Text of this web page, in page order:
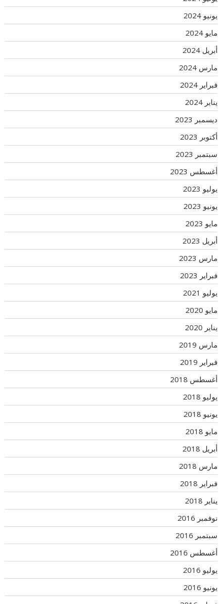
يونيو 2024
مايو 2024
أبريل 2024
مارس 2024
فبراير 2024
يناير 2024
ديسمبر 2023
أكتوبر 2023
سبتمبر 2023
أغسطس 2023
يوليو 2023
يونيو 2023
مايو 2023
أبريل 2023
مارس 2023
فبراير 2023
يوليو 2021
مايو 2020
يناير 2020
مارس 2019
فبراير 2019
أغسطس 2018
يوليو 2018
يونيو 2018
مايو 2018
أبريل 2018
مارس 2018
فبراير 2018
يناير 2018
نوفمبر 2016
سبتمبر 2016
أغسطس 2016
يوليو 2016
يونيو 2016